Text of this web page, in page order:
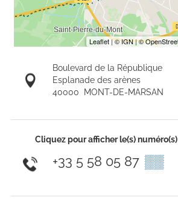
Boulevard de la République
Esplanade des arènes
40000 MONT-DE-MARSAN
Cliquez pour afficher le(s) numéro(s)
+33 5 58 05 87 ▒▒